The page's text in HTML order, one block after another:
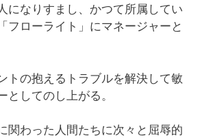
になりすまし、かつて所属してい
フローライト」にマネージャーと
トの抱えるトラブルを解決して敏
としてのし上がる。
関わった人間たちに次々と屈辱的